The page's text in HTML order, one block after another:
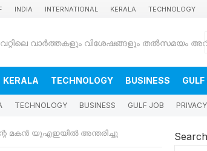
INDIA INTERNATIONAL KERALA TECHNOLOGY
KERALA TECHNOLOGY BUSINESS
TECHNOLOGY BUSINESS GULF JOB
മകൻ യുഎഇയിൽ അന്തരിച്ചു
Search